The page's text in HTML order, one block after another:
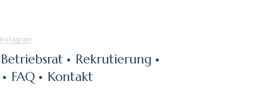
Instagram
Betriebsrat
Rekrutierung
FAQ Kontakt